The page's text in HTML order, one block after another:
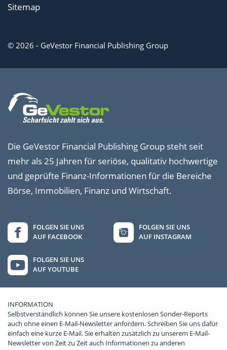
Sitemap
© 2026 - GeVestor Financial Publishing Group
Die GeVestor Financial Publishing Group steht seit
mehr als 25 Jahren für seriöse, qualitativ hochwertige
und geprüfte Finanz-Informationen für die Bereiche
Börse, Immobilien, Finanz und Wirtschaft.
FOLGEN SIE UNS
AUF FACEBOOK
FOLGEN SIE UNS
AUF INSTAGRAM
FOLGEN SIE UNS
AUF YOUTUBE
INFORMATION
Selbstverständlich können Sie unsere kostenlosen Sonder-Reports
auch ohne einen E-Mail-Newsletter anfordern. Schreiben Sie uns dafür
einfach eine kurze E-Mail. Sie erhalten zusätzlich zu unserem E-Mail-
Newsletter von Zeit zu Zeit auch Informationen zu anderen